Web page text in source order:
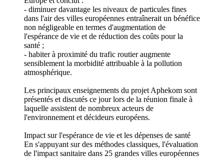
- diminuer davantage les niveaux de particules fines
dans l'air des villes européennes entraînerait un bénéfice
non négligeable en termes d'augmentation de
l'espérance de vie et de réduction des coûts pour la
santé ;
- habiter à proximité du trafic routier augmente
sensiblement la morbidité attribuable à la pollution
atmosphérique.
Les principaux enseignements du projet Aphekom sont
présentés et discutés ce jour lors de la réunion finale à
laquelle assistent de nombreux acteurs de
l'environnement et décideurs européens.
Impact sur l'espérance de vie et les dépenses de santé
En s'appuyant sur des méthodes classiques, l'évaluation
de l'impact sanitaire dans 25 grandes villes européennes